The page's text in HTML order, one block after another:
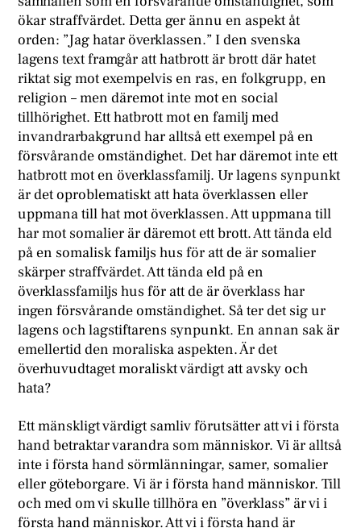
ökar straffvärdet. Detta ger ännu en aspekt åt
orden: ”Jag hatar överklassen.” I den svenska
lagens text framgår att hatbrott är brott där hatet
riktat sig mot exempelvis en ras, en folkgrupp, en
religion – men däremot inte mot en social
tillhörighet. Ett hatbrott mot en familj med
invandrarbakgrund har alltså ett exempel på en
försvårande omständighet. Det har däremot inte ett
hatbrott mot en överklassfamilj. Ur lagens synpunkt
är det oproblematiskt att hata överklassen eller
uppmana till hat mot överklassen. Att uppmana till
har mot somalier är däremot ett brott. Att tända eld
på en somalisk familjs hus för att de är somalier
skärper straffvärdet. Att tända eld på en
överklassfamiljs hus för att de är överklass har
ingen försvårande omständighet. Så ter det sig ur
lagens och lagstiftarens synpunkt. En annan sak är
emellertid den moraliska aspekten. Är det
överhuvudtaget moraliskt värdigt att avsky och
hata?
Ett mänskligt värdigt samliv förutsätter att vi i första
hand betraktar varandra som människor. Vi är alltså
inte i första hand sörmlänningar, samer, somalier
eller göteborgare. Vi är i första hand människor. Till
och med om vi skulle tillhöra en ”överklass” är vi i
första hand människor. Att vi i första hand är